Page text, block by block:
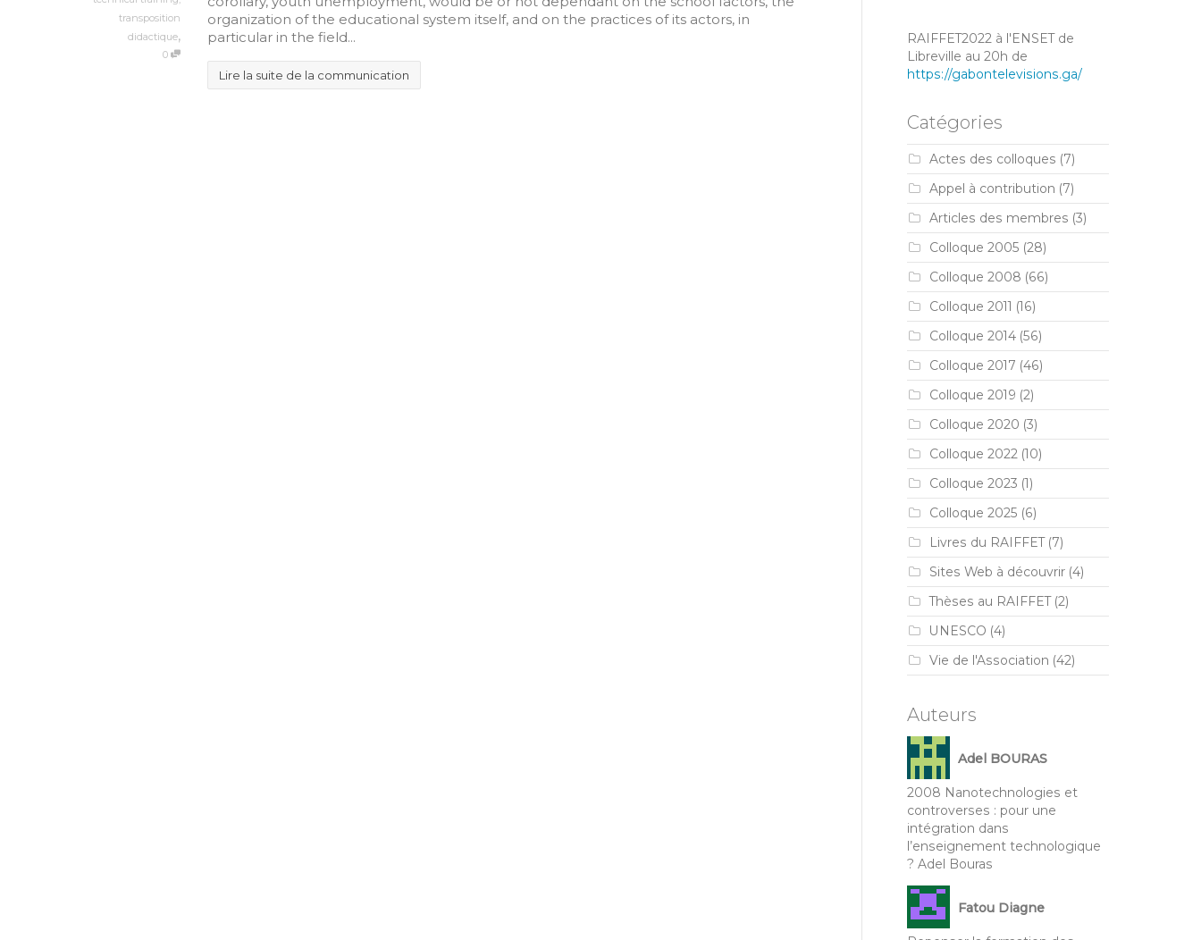
transposition
didactique,
0
organization of the educational system itself, and on the practices of its actors, in
particular in the field...
Lire la suite de la communication
RAIFFET2022 à l'ENSET de
Libreville au 20h de
https://gabontelevisions.ga/
Catégories
Actes des colloques (7)
Appel à contribution (7)
Articles des membres (3)
Colloque 2005 (28)
Colloque 2008 (66)
Colloque 2011 (16)
Colloque 2014(56)
Colloque 2017 (46)
Colloque 2019 (2)
Colloque 2020 (3)
Colloque 2022(10)
Colloque 2023 (1)
Colloque 2025 (6)
Livres du RAIFFET(7)
Sites Web à découvrir(4)
Thèses au RAIFFET(2)
UNESCO (4)
Vie de l'Association (42)
Auteurs
Adel BOURAS
2008 Nanotechnologies et
controverses : pour une
intégration dans
l’enseignement technologique
? Adel Bouras
Fatou Diagne